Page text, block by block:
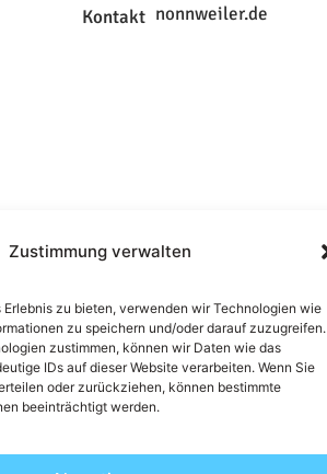
Zustimmung verwalten
Erlebnis zu bieten, verwenden wir Technologien wie
zu speichern und/oder darauf zuzugreifen.
zustimmen, können wir Daten wie das
IDs auf dieser Website verarbeiten. Wenn Sie
oder zurückziehen, können bestimmte
beeinträchtigt werden.
Kontakt nonnweiler.de
© 2026 All Rights Reserved.